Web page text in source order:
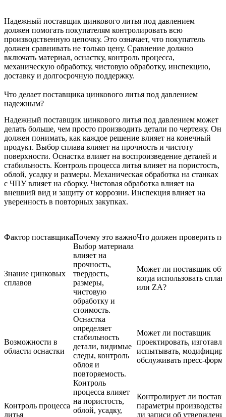
Надежный поставщик цинкового литья под давлением
должен помогать покупателям контролировать всю
производственную цепочку. Это означает, что покупатель
должен сравнивать не только цену. Сравнение должно
включать материал, оснастку, контроль процесса,
механическую обработку, чистовую обработку, инспекцию,
доставку и долгосрочную поддержку.
Что делает поставщика цинкового литья под давлением
надежным?
Надежный поставщик цинкового литья под давлением может
делать больше, чем просто производить детали по чертежу. Он
должен понимать, как каждое решение влияет на конечный
продукт. Выбор сплава влияет на прочность и чистоту
поверхности. Оснастка влияет на воспроизведение деталей и
стабильность. Контроль процесса литья влияет на пористость,
облой, усадку и размеры. Механическая обработка на станках
с ЧПУ влияет на сборку. Чистовая обработка влияет на
внешний вид и защиту от коррозии. Инспекция влияет на
уверенность в повторных закупках.
Фактор поставщикаПочему это важноЧто должен проверить
Знание цинковых
сплавов
Выбор материала
влияет на
прочность,
твердость,
размеры,
чистовую
обработку и
стоимость.
Может ли поставщик
когда использовать
или ZA?
Возможности в
области оснастки
Оснастка
определяет
стабильность
детали, видимые
следы, контроль
облоя и
повторяемость.
Может ли поставщик
проектировать,
испытывать,
обслуживать пресс-
Контроль процесса
литья
Контроль
процесса влияет
на пористость,
облой, усадку,
Контролирует ли
параметры производства
ли записи об